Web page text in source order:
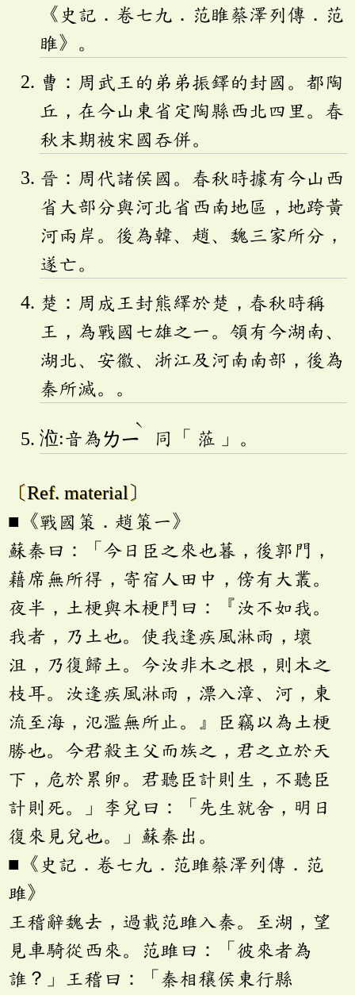
《史記．卷七九．范睢蔡澤列傳．范
睢》。
曹：周武王的弟弟振鐸的封國。都陶
丘，在今山東省定陶縣西北四里。春
秋末期被宋國吞併。
晉：周代諸侯國。春秋時據有今山西
省大部分與河北省西南地區，地跨黃
河兩岸。後為韓、趙、魏三家所分，
遂亡。
楚：周成王封熊繹於楚，春秋時稱
王，為戰國七雄之一。領有今湖南、
湖北、安徽、浙江及河南南部，後為
秦所滅。。
涖:音為ㄌㄧ
ˋ
同「 蒞 」。
〔Ref. material〕
■《戰國策．趙策一》
蘇秦曰：「今日臣之來也暮，後郭門，
藉席無所得，寄宿人田中，傍有大叢。
夜半，土梗與木梗鬥曰：『汝不如我。
我者，乃土也。使我逢疾風淋雨，壞
沮，乃復歸土。今汝非木之根，則木之
枝耳。汝逢疾風淋雨，漂入漳、河，東
流至海，氾濫無所止。』臣竊以為土梗
勝也。今君殺主父而族之，君之立於天
下，危於累卵。君聽臣計則生，不聽臣
計則死。」李兌曰：「先生就舍，明日
復來見兌也。」蘇秦出。
■《史記．卷七九．范雎蔡澤列傳．范
雎》
王稽辭魏去，過載范雎入秦。至湖，望
見車騎從西來。范雎曰：「彼來者為
誰？」王稽曰：「秦相穰侯東行縣